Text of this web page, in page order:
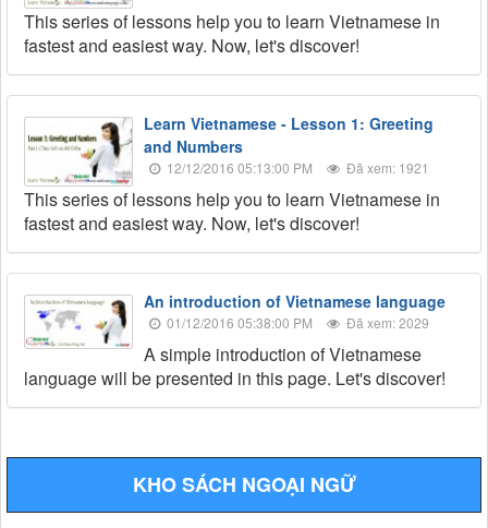
This series of lessons help you to learn Vietnamese in
fastest and easiest way. Now, let's discover!
Learn Vietnamese - Lesson 1: Greeting
and Numbers
12/12/2016 05:13:00 PM Đã xem: 1921
This series of lessons help you to learn Vietnamese in
fastest and easiest way. Now, let's discover!
An introduction of Vietnamese language
01/12/2016 05:38:00 PM Đã xem: 2029
A simple introduction of Vietnamese
language will be presented in this page. Let's discover!
KHO SÁCH NGOẠI NGỮ